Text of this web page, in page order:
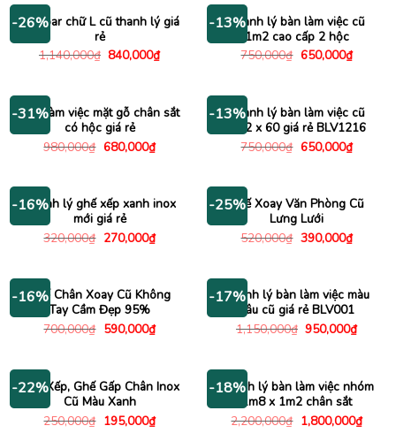
580,000₫.
-26%
Bàn bar chữ L cũ thanh lý giá
rẻ
1,140,000₫ Giá
840,000₫Giá
hiện
840,000₫.
-13%Thanh lý bàn làm việc cũ
1m2 cao cấp 2 hộc
750,000₫ Giá
650,000₫Giá
hiện
-31%
Bàn làm việc mặt gỗ chân sắt
có hộc giá rẻ
980,000₫ Giá
680,000₫Giá
hiện
680,000₫.
-13%Thanh lý bàn làm việc cũ
1m2 x 60 giá rẻ BLV1216
750,000₫ Giá
650,000₫Giá
hiện
-16%
Thanh lý ghế xếp xanh inox
mới giá rẻ
320,000₫ Giá
270,000₫Giá
hiện
270,000₫.
-25%Ghế Xoay Văn Phòng Cũ
Lưng Lưới
520,000₫ Giá
390,000₫Giá
hiện
-16%
Ghế Chân Xoay Cũ Không
Tay Cầm Đẹp 95%
700,000₫ Giá
590,000₫Giá
hiện
590,000₫.
-17%
Thanh lý bàn làm việc màu
nâu cũ giá rẻ BLV001
1,150,000₫ Giá
950,000₫Giá
hiện
-22%
Ghế Xếp, Ghế Gấp Chân Inox
Cũ Màu Xanh
250,000₫ Giá
195,000₫Giá
hiện
-18%
Thanh lý bàn làm việc nhóm
1m8 x 1m2 chân sắt
2,200,000₫ Giá
gốc
1,800,000₫Giá
hiện